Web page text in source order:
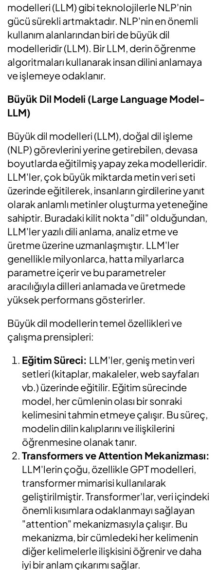
modelleri (LLM) gibi teknolojilerle NLP'nin
gücü sürekli artmaktadır. NLP'nin en önemli
kullanım alanlarından biri de büyük dil
modelleridir (LLM). Bir LLM, derin öğrenme
algoritmaları kullanarak insan dilini anlamaya
ve işlemeye odaklanır.
Büyük Dil Modeli (Large Language Model-
LLM)
Büyük dil modelleri (LLM), doğal dil işleme
(NLP) görevlerini yerine getirebilen, devasa
boyutlarda eğitilmiş yapay zeka modelleridir.
LLM'ler, çok büyük miktarda metin veri seti
üzerinde eğitilerek, insanların girdilerine yanıt
olarak anlamlı metinler oluşturma yeteneğine
sahiptir. Buradaki kilit nokta "dil" olduğundan,
LLM'ler yazılı dili anlama, analiz etme ve
üretme üzerine uzmanlaşmıştır. LLM'ler
genellikle milyonlarca, hatta milyarlarca
parametre içerir ve bu parametreler
aracılığıyla dilleri anlamada ve üretmede
yüksek performans gösterirler.
Büyük dil modellerin temel özellikleri ve
çalışma prensipleri:
Eğitim Süreci: LLM'ler, geniş metin veri
setleri (kitaplar, makaleler, web sayfaları
vb.) üzerinde eğitilir. Eğitim sürecinde
model, her cümlenin olası bir sonraki
kelimesini tahmin etmeye çalışır. Bu süreç,
modelin dilin kalıplarını ve ilişkilerini
öğrenmesine olanak tanır.
Transformers ve Attention Mekanizması:
LLM'lerin çoğu, özellikle GPT modelleri,
transformer mimarisi kullanılarak
geliştirilmiştir. Transformer'lar, veri içindeki
önemli kısımlara odaklanmayı sağlayan
"attention" mekanizmasıyla çalışır. Bu
mekanizma, bir cümledeki her kelimenin
diğer kelimelerle ilişkisini öğrenir ve daha
iyi bir anlam çıkarımı sağlar.